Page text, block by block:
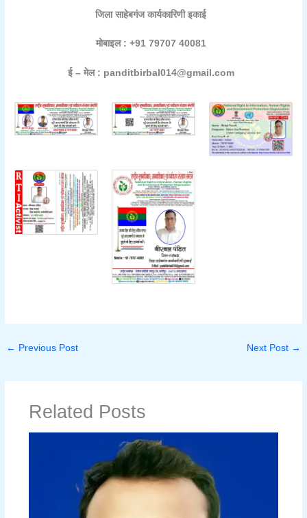
जिला साहेबगंज कार्यकारिणी इकाई
मोबाइल : +91 79707 40081
ई – मेल : panditbirbal014@gmail.com
← Previous Post Next Post →
Related Posts